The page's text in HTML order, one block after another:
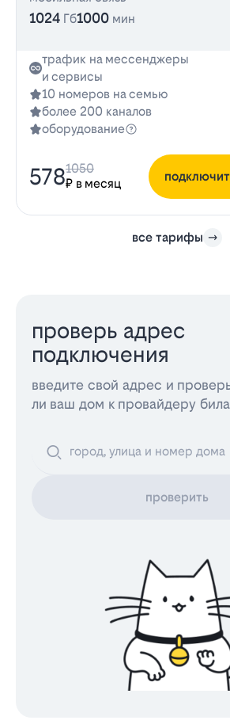
1024 Гб1000 мин
трафик на мессенджеры
и сервисы
10 номеров на семью
более 200 каналов
оборудование
578₽ в месяц
1050
все тарифы
проверь адрес
подключения
введите свой адрес и
ли ваш дом к провайдеру
проверить